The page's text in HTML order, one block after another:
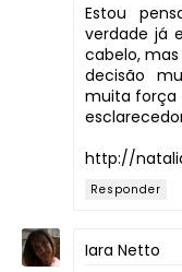
Estou
verdade já
cabelo, mas
decisão
muita força
http://
Responder
Iara Netto